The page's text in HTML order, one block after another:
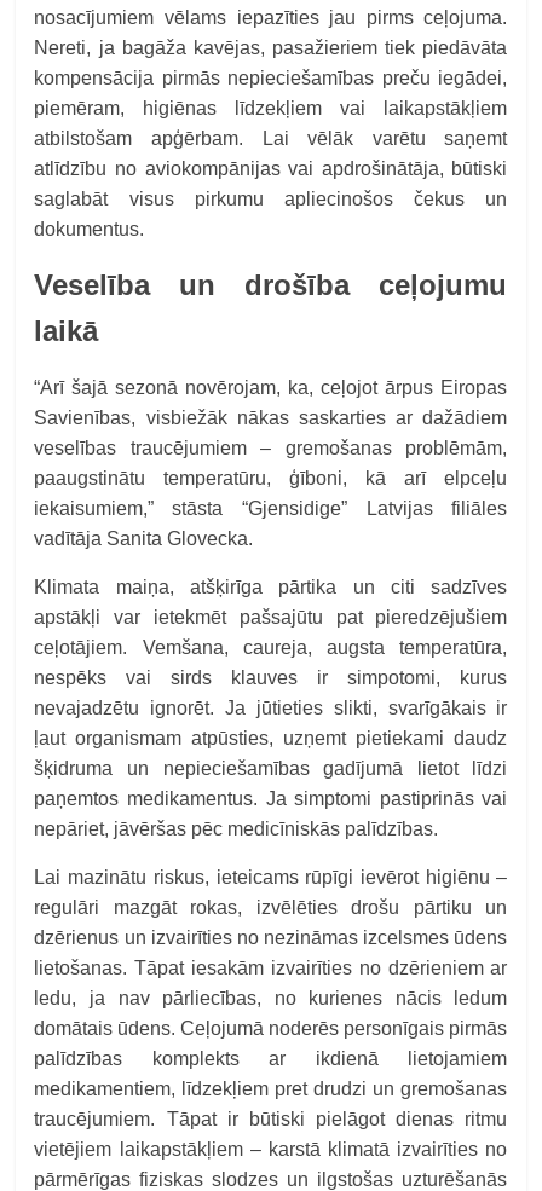
nosacījumiem vēlams iepazīties jau pirms ceļojuma.
Nereti, ja bagāža kavējas, pasažieriem tiek piedāvāta
kompensācija pirmās nepieciešamības preču iegādei,
piemēram, higiēnas līdzekļiem vai laikapstākļiem
atbilstošam apģērbam. Lai vēlāk varētu saņemt
atlīdzību no aviokompānijas vai apdrošinātāja, būtiski
saglabāt visus pirkumu apliecinošos čekus un
dokumentus.
Veselība un drošība ceļojumu
laikā
“Arī šajā sezonā novērojam, ka, ceļojot ārpus Eiropas
Savienības, visbiežāk nākas saskarties ar dažādiem
veselības traucējumiem – gremošanas problēmām,
paaugstinātu temperatūru, ģīboni, kā arī elpceļu
iekaisumiem,”stāsta “Gjensidige” Latvijas filiāles
vadītāja Sanita Glovecka.
Klimata maiņa, atšķirīga pārtika un citi sadzīves
apstākļi var ietekmēt pašsajūtu pat pieredzējušiem
ceļotājiem. Vemšana, caureja, augsta temperatūra,
nespēks vai sirds klauves ir simpotomi, kurus
nevajadzētu ignorēt. Ja jūtieties slikti, svarīgākais ir
ļaut organismam atpūsties, uzņemt pietiekami daudz
šķidruma un nepieciešamības gadījumā lietot līdzi
paņemtos medikamentus. Ja simptomi pastiprinās vai
nepāriet, jāvēršas pēc medicīniskās palīdzības.
Lai mazinātu riskus, ieteicams rūpīgi ievērot higiēnu –
regulāri mazgāt rokas, izvēlēties drošu pārtiku un
dzērienus un izvairīties no nezināmas izcelsmes ūdens
lietošanas. Tāpat iesakām izvairīties no dzērieniem ar
ledu, ja nav pārliecības, no kurienes nācis ledum
domātais ūdens. Ceļojumā noderēs personīgais pirmās
palīdzības komplekts ar ikdienā lietojamiem
medikamentiem, līdzekļiem pret drudzi un gremošanas
traucējumiem. Tāpat ir būtiski pielāgot dienas ritmu
vietējiem laikapstākļiem – karstā klimatā izvairīties no
pārmērīgas fiziskas slodzes un ilgstošas uzturēšanās